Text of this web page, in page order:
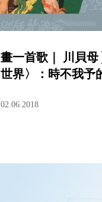
畫一首歌｜ 川貝
世界〉：時不我予
02.06.2018